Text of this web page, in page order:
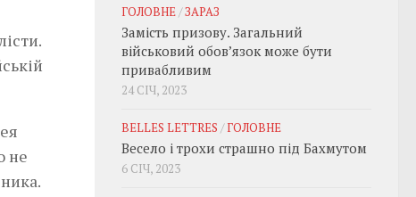
не
ГОЛОВНЕ/ЗАРАЗ
Замість призову. Загальний
військовий обовʼязок може бути
привабливим
24 СІЧ, 2023
BELLES LETTRES /ГОЛОВНЕ
Весело і трохи страшно під Бахмутом
6 СІЧ, 2023